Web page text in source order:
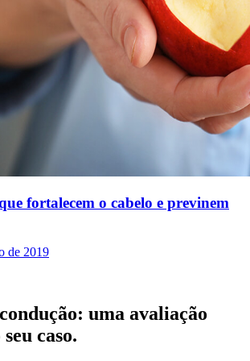
fortalecem o cabelo e previnem
de 2019
uma avaliação
caso.